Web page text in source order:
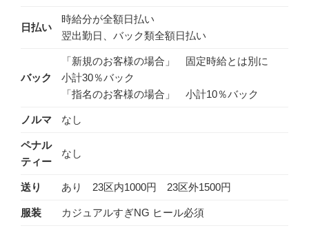
日払い
時給分が全額日払い
翌出勤日、バック類全額日払い
バック
「新規のお客様の場合」 固定時給とは別に
小計30％バック
「指名のお客様の場合」 小計10％バック
ノルマ なし
ペナル
ティー
なし
送り あり 23区内1000円 23区外1500円
服装 カジュアルすぎNG ヒール必須